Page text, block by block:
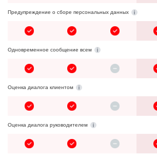
Предупреждение о сборе персональных данных
Одновременное сообщение всем
Оценка диалога клиентом
Оценка диалога руководителем